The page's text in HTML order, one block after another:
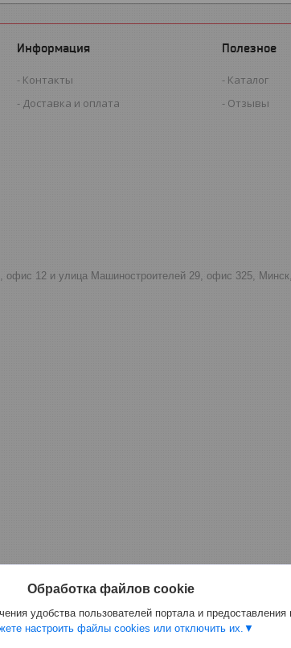
Информация
Контакты
Доставка и оплата
Полезное
Каталог
Отзывы
офис 12 и улица Машиностроителей 29, офис 325,
Обработка файлов cookie
удобства пользователей портала и предоставления
настроить файлы cookies или отключить их.